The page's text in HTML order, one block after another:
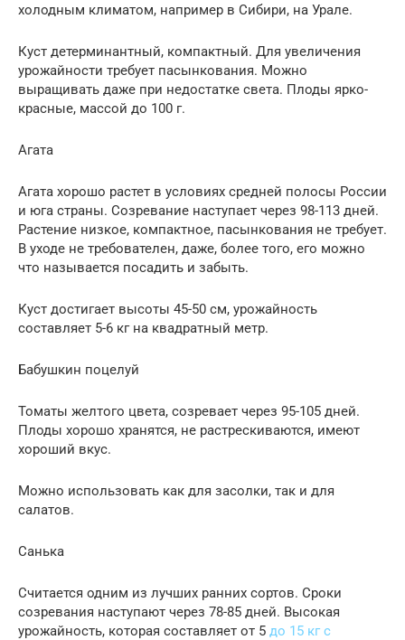
холодным климатом, например в Сибири, на Урале.
Куст детерминантный, компактный. Для увеличения
урожайности требует пасынкования. Можно
выращивать даже при недостатке света. Плоды ярко-
красные, массой до 100 г.
Агата
Агата хорошо растет в условиях средней полосы России
и юга страны. Созревание наступает через 98-113 дней.
Растение низкое, компактное, пасынкования не требует.
В уходе не требователен, даже, более того, его можно
что называется посадить и забыть.
Куст достигает высоты 45-50 см, урожайность
составляет 5-6 кг на квадратный метр.
Бабушкин поцелуй
Томаты желтого цвета, созревает через 95-105 дней.
Плоды хорошо хранятся, не растрескиваются, имеют
хороший вкус.
Можно использовать как для засолки, так и для
салатов.
Санька
Считается одним из лучших ранних сортов. Сроки
созревания наступают через 78-85 дней. Высокая
урожайность, которая составляет от 5 до 15 кг с